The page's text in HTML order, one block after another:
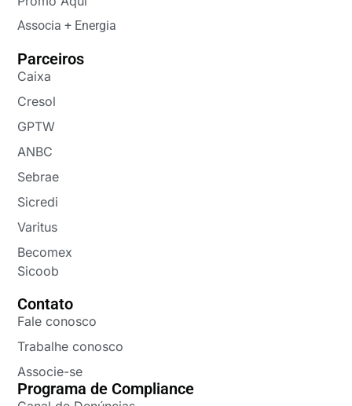
Associa + Energia
Parceiros
Caixa
Cresol
GPTW
ANBC
Sebrae
Sicredi
Varitus
Becomex
Sicoob
Contato
Fale conosco
Trabalhe conosco
Associe-se
Programa de Compliance